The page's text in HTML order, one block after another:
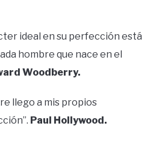
ideal en su perfección está
hombre que nace en el
Woodberry.
llego a mis propios
Paul Hollywood.